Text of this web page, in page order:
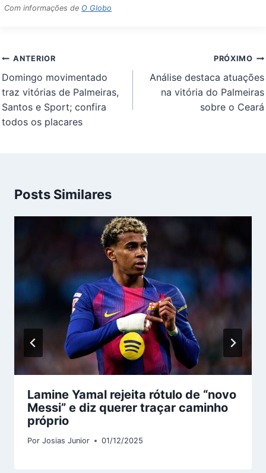
Com informações de O Globo
Navegação
de
Post
ANTERIOR
Domingo movimentado
traz vitórias de Palmeiras,
Santos e Sport; confira
todos os placares
PRÓXIMO
Análise destaca atuações
na vitória do Palmeiras
sobre o Ceará
Posts Similares
Lamine Yamal rejeita rótulo de “novo
Messi” e diz querer traçar caminho
próprio
Por Josias Junior 01/12/2025